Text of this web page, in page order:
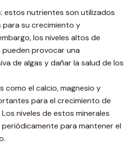
estos nutrientes son utilizados
para su crecimiento y
los niveles altos de
provocar una
de algas y dañar la salud de los
como el calcio, magnesio y
para el crecimiento de
niveles de estos minerales
para mantener el